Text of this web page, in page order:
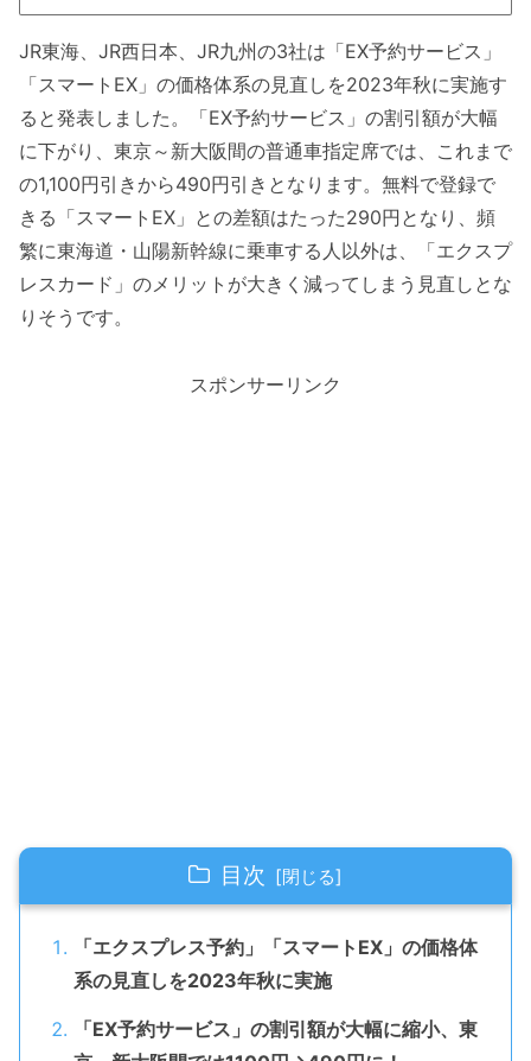
JR東海、JR西日本、JR九州の3社は「EX予約サービス」
「スマートEX」の価格体系の見直しを2023年秋に実施す
ると発表しました。「EX予約サービス」の割引額が大幅
に下がり、東京～新大阪間の普通車指定席では、これまで
の1,100円引きから490円引きとなります。無料で登録で
きる「スマートEX」との差額はたった290円となり、頻
繁に東海道・山陽新幹線に乗車する人以外は、「エクスプ
レスカード」のメリットが大きく減ってしまう見直しとな
りそうです。
スポンサーリンク
目次
「エクスプレス予約」「スマートEX」の価格体
系の見直しを2023年秋に実施
「EX予約サービス」の割引額が大幅に縮小、東